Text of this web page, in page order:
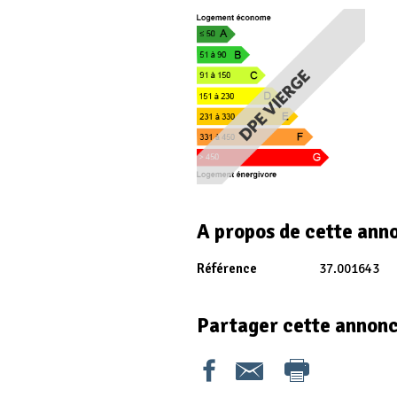
A propos de cette
Référence 37.001643
Partager cette